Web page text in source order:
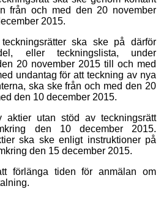
från och med den 20 november
2015.
ska ske på därför
eller teckningslista, under
20 november 2015 till och med
undantag för att teckning av nya
ska ske från och med den 20
den 10 december 2015.
aktier utan stöd av teckningsrätt
den 10 december 2015.
ska ske enligt instruktioner på
den 15 december 2015.
förlänga tiden för anmälan om